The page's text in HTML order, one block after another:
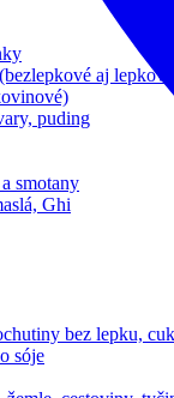
aj lepkové)
puding
smotany
Ghi
bez lepku,
sóje